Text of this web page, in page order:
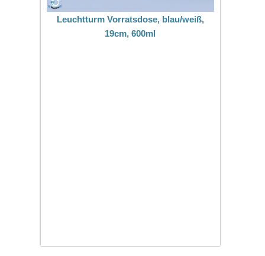
Leuchtturm Vorratsdose, blau/weiß,
19cm, 600ml